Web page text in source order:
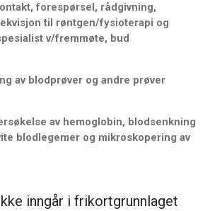
Kommentarstrøm
WordPress.org
forespørsel, rådgivning,
til røntgen/fysioterapi og
v/fremmøte, bud
av blodprøver og andre prøver
av hemoglobin, blodsenkning
blodlegemer og mikroskopering av
inngår i frikortgrunnlaget